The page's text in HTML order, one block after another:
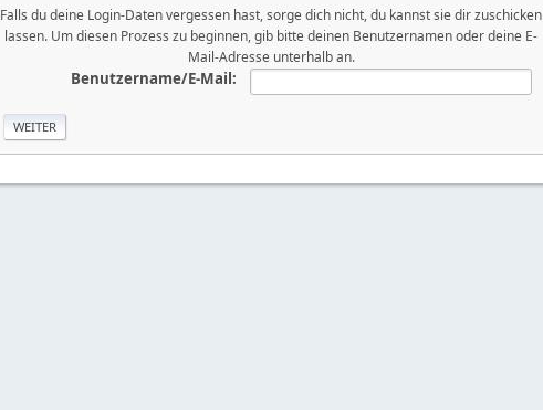
Falls du deine Login-Daten vergessen hast, sorge dich nicht, du kannst sie dir zuschicken
lassen. Um diesen Prozess zu beginnen, gib bitte deinen Benutzernamen oder deine E-
Mail-Adresse unterhalb an.
Benutzername/E-Mail: